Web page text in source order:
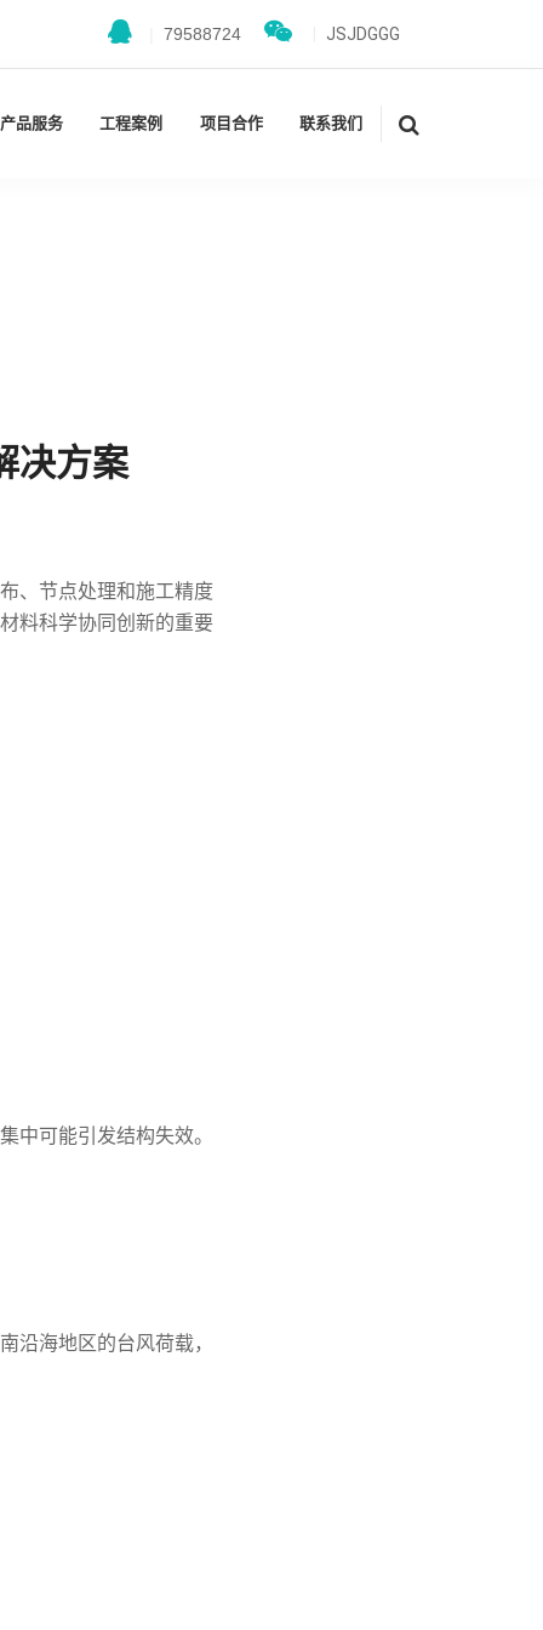
79588724 JSJDGGG
产品服务 工程案例 项目合作 联系我们
决方案
、节点处理和施工精度
料科学协同创新的重要
中可能引发结构失效。
沿海地区的台风荷载，